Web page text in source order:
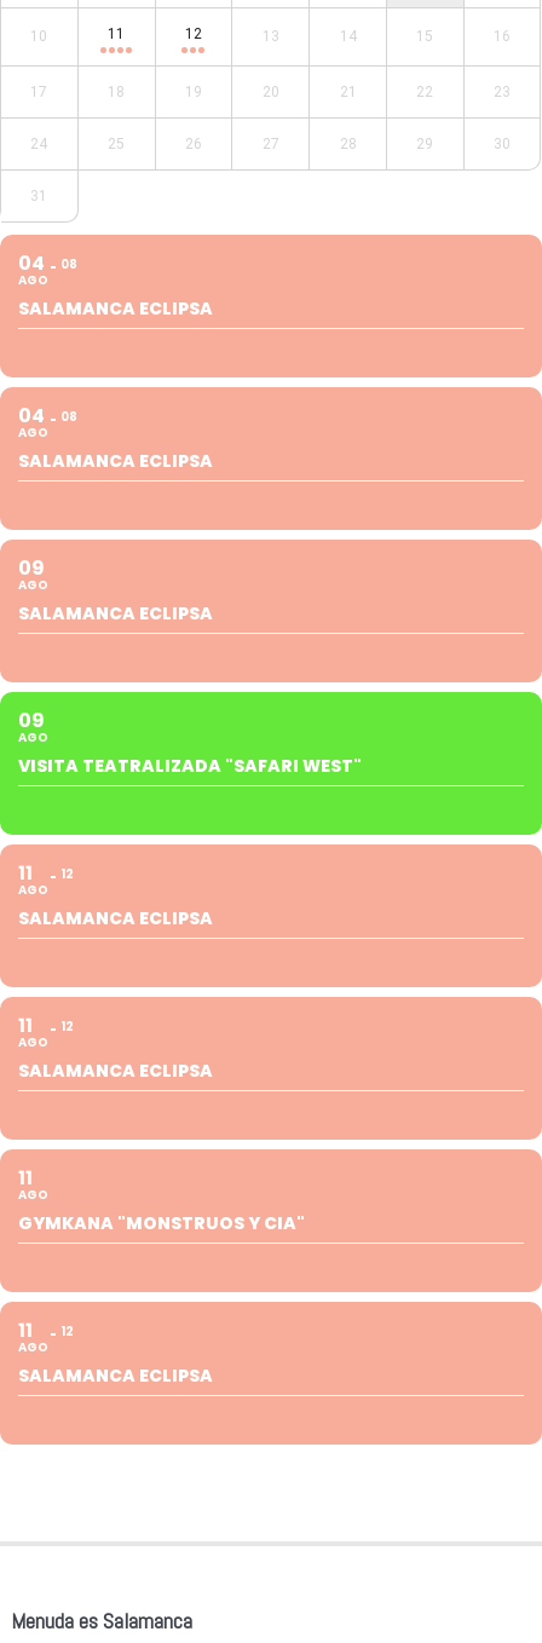
10 11 12 13 14 15 16
17 18 19 20 21 22 23
24 25 26 27 28 29 30
31
04
AGO
08
SALAMANCA ECLIPSA
04
AGO
08
SALAMANCA ECLIPSA
09
AGO
SALAMANCA ECLIPSA
09
AGO
VISITA TEATRALIZADA "SAFARI WEST"
11
AGO
12
SALAMANCA ECLIPSA
11
AGO
12
SALAMANCA ECLIPSA
11
AGO
GYMKANA "MONSTRUOS Y CIA"
11
AGO
12
SALAMANCA ECLIPSA
Menuda es Salamanca